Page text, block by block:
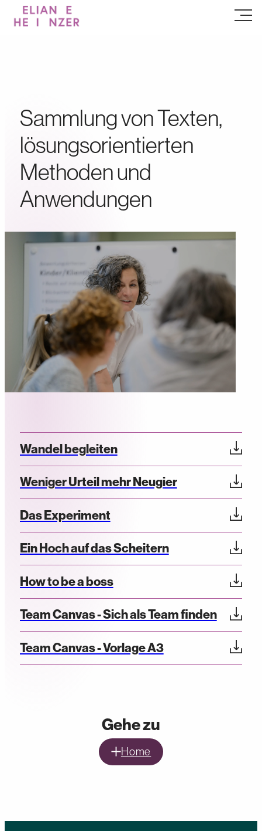
Sammlung von Texten,
lösungsorientierten
Methoden und
Anwendungen
Wandel begleiten
Weniger Urteil mehr Neugier
Das Experiment
Ein Hoch auf das Scheitern
How to be a boss
Team Canvas - Sich als Team finden
Team Canvas - Vorlage A3
Gehe zu
Home